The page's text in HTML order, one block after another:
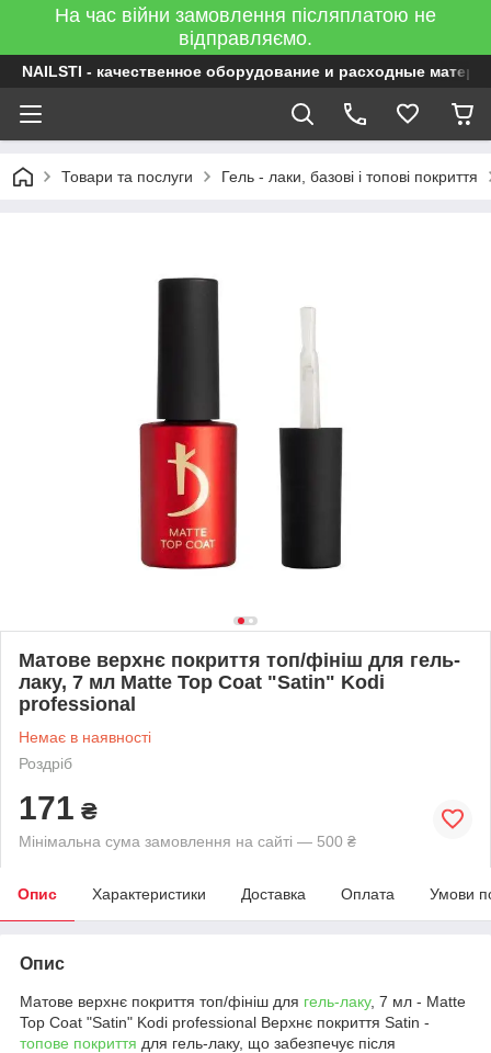
На час війни замовлення післяплатою не
відправляємо.
NAILSTI - качественное оборудование и расходные
Товари та послуги Гель - лаки, базові і топові покриття
Матове верхнє покриття топ/фініш для гель-
лаку, 7 мл Matte Top Coat "Satin" Kodi
professional
Немає в наявності
Роздріб
171 ₴
Мінімальна сума замовлення на сайті — 500 ₴
Опис Характеристики Доставка Оплата Умови
Опис
Матове верхнє покриття топ/фініш для гель-лаку, 7 мл - Matte
Top Coat "Satin" Kodi professional Верхнє покриття Satin -
топове покриття для гель-лаку, що забезпечує після